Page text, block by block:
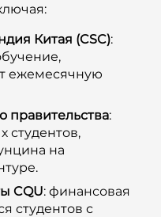
Китая (CSC):
ежемесячную
правительства:
студентов,
на
CQU: финансовая
студентов с